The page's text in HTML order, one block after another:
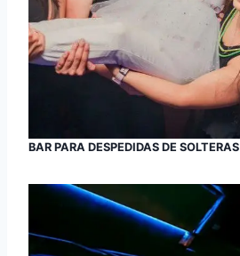
BAR PARA DESPEDIDAS DE SOLTERAS